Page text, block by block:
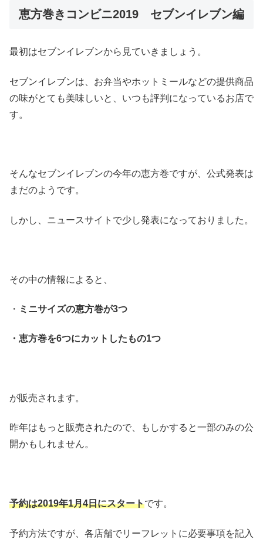
恵方巻きコンビニ2019 セブンイレブン編
最初はセブンイレブンから見ていきましょう。
セブンイレブンは、お弁当やホットミールなどの提供商品
の味がとても美味しいと、いつも評判になっているお店で
す。
そんなセブンイレブンの今年の恵方巻ですが、公式発表は
まだのようです。
しかし、ニュースサイトで少し発表になっておりました。
その中の情報によると、
・ ミニサイズの恵方巻が3つ
・恵方巻を6つにカットしたもの1つ
が販売されます。
昨年はもっと販売されたので、もしかすると一部のみの公
開かもしれません。
予約は2019年1月4日にスタートです。
予約方法ですが、各店舗でリーフレットに必要事項を記入